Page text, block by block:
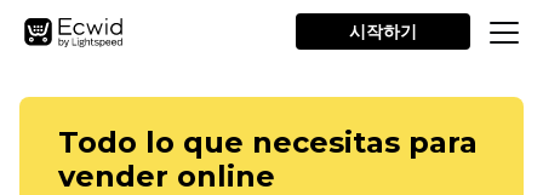
시작하기
Todo lo que necesitas para
vender online